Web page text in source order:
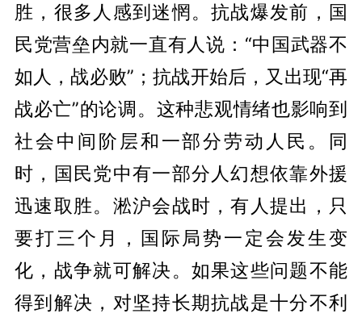
胜，很多人感到迷惘。抗战爆发前，国
民党营垒内就一直有人说：“中国武器不
如人，战必败”；抗战开始后，又出现“再
战必亡”的论调。这种悲观情绪也影响到
社会中间阶层和一部分劳动人民。同
时，国民党中有一部分人幻想依靠外援
迅速取胜。淞沪会战时，有人提出，只
要打三个月，国际局势一定会发生变
化，战争就可解决。如果这些问题不能
得到解决，对坚持长期抗战是十分不利